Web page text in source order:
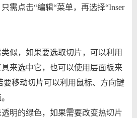
需点击“编辑“菜单，再选择“Inser
，如果要选取切片，可以利用
来选中它，也可以使用层面板来
要移动切片可以利用鼠标、方向键
的绿色，如果需要改变热切片